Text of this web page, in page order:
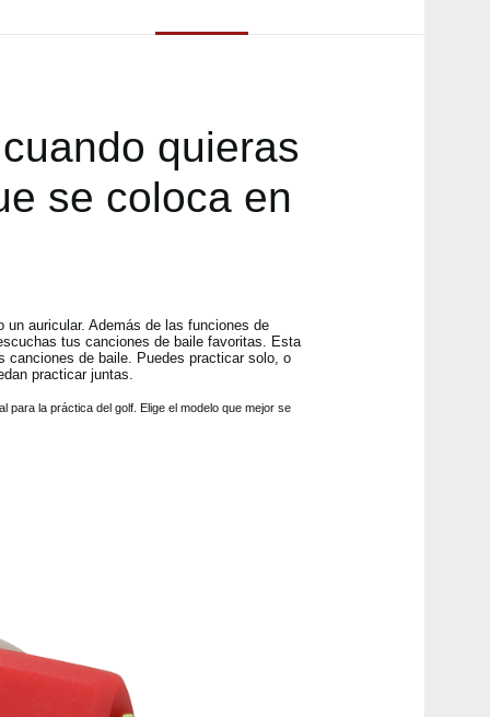
quieras
se coloca en
auricular. Además de las funciones de
tus canciones de baile favoritas. Esta
canciones de baile. Puedes practicar solo, o
practicar juntas.
la práctica del golf. Elige el modelo que mejor se